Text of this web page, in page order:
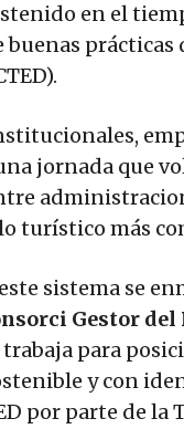
en el
jornada que
turístico más
sistema se
Gestor
trabaja para
y con
por parte de la